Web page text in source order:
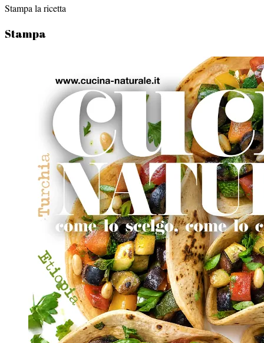
Stampa la ricetta
Stampa